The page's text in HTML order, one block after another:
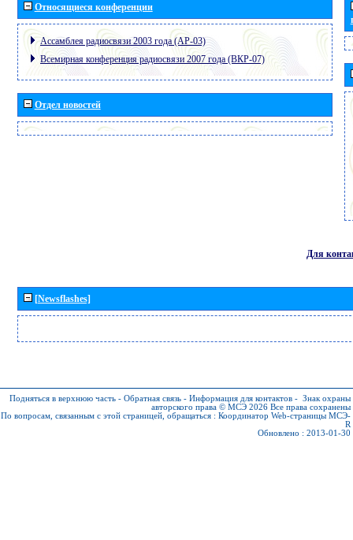
Относящиеся конференции
Ассамблея радиосвязи 2003 года (АР-03)
Всемирная конференция радиосвязи 2007 года (ВКР-07)
Отдел новостей
Для
[Newsflashes]
Подняться в верхнюю часть - Обратная связь - Информация для контактов - Знак охраны
авторского права © МСЭ 2026 Все права сохранены
По вопросам, связанным с этой страницей, обращаться : Координатор Web-страницы МСЭ-
R
Обновлено : 2013-01-30